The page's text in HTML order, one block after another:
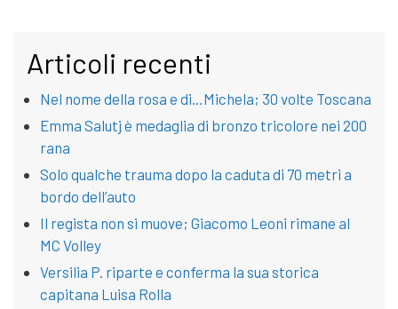
Articoli recenti
Nel nome della rosa e di…Michela; 30 volte Toscana
Emma Salutj è medaglia di bronzo tricolore nei 200
rana
Solo qualche trauma dopo la caduta di 70 metri a
bordo dell’auto
Il regista non si muove; Giacomo Leoni rimane al
MC Volley
Versilia P. riparte e conferma la sua storica
capitana Luisa Rolla